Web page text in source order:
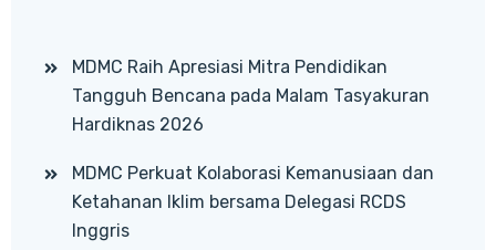
MDMC Raih Apresiasi Mitra Pendidikan
Tangguh Bencana pada Malam Tasyakuran
Hardiknas 2026
MDMC Perkuat Kolaborasi Kemanusiaan dan
Ketahanan Iklim bersama Delegasi RCDS
Inggris